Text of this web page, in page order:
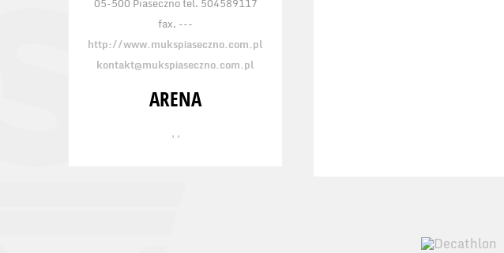
fax. ---
http://www.mukspiaseczno.com.pl
kontakt@mukspiaseczno.com.pl
ARENA
, ,